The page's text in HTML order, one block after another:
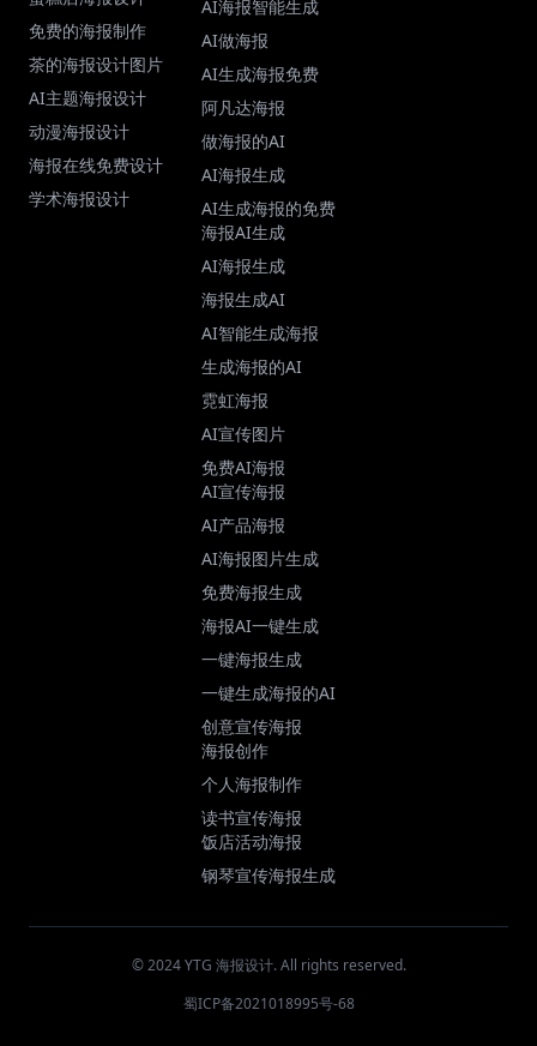
免费的海报制作
茶的海报设计图片
AI主题海报设计
动漫海报设计
海报在线免费设计
学术海报设计
AI海报智能生成
AI做海报
AI生成海报免费
阿凡达海报
做海报的AI
AI海报生成
AI生成海报的免费
海报AI生成
AI海报生成
海报生成AI
AI智能生成海报
生成海报的AI
霓虹海报
AI宣传图片
免费AI海报
AI宣传海报
AI产品海报
AI海报图片生成
免费海报生成
海报AI一键生成
一键海报生成
一键生成海报的AI
创意宣传海报
海报创作
个人海报制作
读书宣传海报
饭店活动海报
钢琴宣传海报生成
© 2024 YTG 海报设计. All rights reserved.
蜀ICP备2021018995号-68